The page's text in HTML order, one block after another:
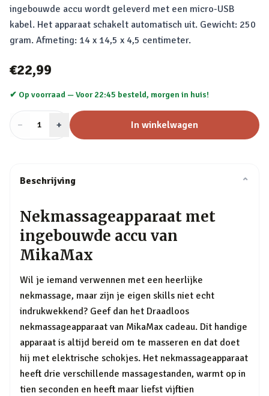
ingebouwde accu wordt geleverd met een micro-USB
kabel. Het apparaat schakelt automatisch uit. Gewicht: 250
gram. Afmeting: 14 x 14,5 x 4,5 centimeter.
€22,99
✔ Op voorraad —Voor 22:45 besteld, morgen in huis!
− Aantal
1 + In winkelwagen
Beschrijving ⌄
Nekmassageapparaat met
ingebouwde accu van
MikaMax
Wil je iemand verwennen met een heerlijke
nekmassage, maar zijn je eigen skills niet echt
indrukwekkend? Geef dan het Draadloos
nekmassageapparaat van MikaMax cadeau. Dit handige
apparaat is altijd bereid om te masseren en dat doet
hij met elektrische schokjes. Het nekmassageapparaat
heeft drie verschillende massagestanden, warmt op in
tien seconden en heeft maar liefst vijftien